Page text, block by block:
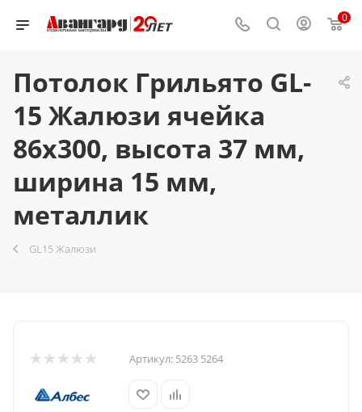
0
Потолок Грильято GL-
15 Жалюзи ячейка
86x300, высота 37 мм,
ширина 15 мм,
металлик
GL15 Жалюзи
Артикул: 5263 5264